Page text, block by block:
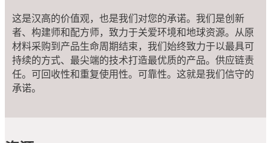
这是汉高的价值观，也是我们对您的承诺。我们是创新
者、构建师和配方师，致力于关爱环境和地球资源。从原
材料采购到产品生命周期结束，我们始终致力于以最具可
持续的方式、最尖端的技术打造最优质的产品。供应链责
任。可回收性和重复使用性。可靠性。这就是我们信守的
承诺。